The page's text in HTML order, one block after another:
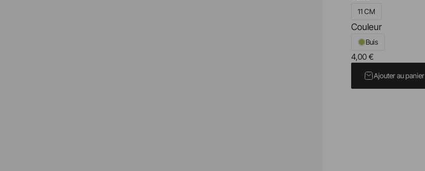
11 CM
Couleur
Buis
4,00 €
Ajouter au panier